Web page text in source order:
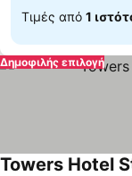
Τιμές από 1
Δημοφιλής επιλογή
Towers Hotel